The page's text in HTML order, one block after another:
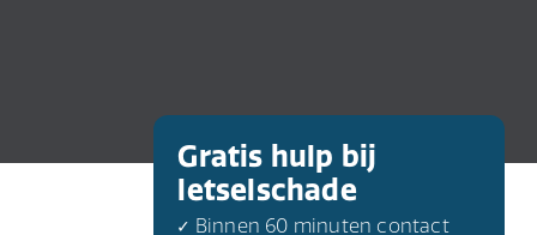
Gratis hulp bij
letselschade
✓ Binnen 60 minuten contact